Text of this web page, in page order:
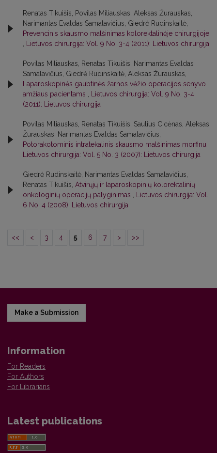
Renatas Tikuišis, Povilas Miliauskas, Aleksas Žurauskas,
Narimantas Evaldas Samalavičius, Giedrė Rudinskaitė,
Prevencinis skausmo malšinimas kolorektalinėje chirurgijoje
, Lietuvos chirurgija: Vol. 9 No. 3-4 (2011): Lietuvos chirurgija
Povilas Miliauskas, Renatas Tikuišis, Narimantas Evaldas
Samalavičius, Giedrė Rudinskaitė, Aleksas Žurauskas,
Laparoskopinės gaubtinės žarnos vėžio operacijos senyvo
amžiaus pacientams , Lietuvos chirurgija: Vol. 9 No. 3-4
(2011): Lietuvos chirurgija
Povilas Miliauskas, Renatas Tikuišis, Saulius Cicėnas, Aleksas
Žurauskas, Narimantas Evaldas Samalavičius,
Potorakotominis intratekalinis skausmo malšinimas morfinu ,
Lietuvos chirurgija: Vol. 5 No. 3 (2007): Lietuvos chirurgija
Giedrė Rudinskaitė, Narimantas Evaldas Samalavičius,
Renatas Tikuišis, Atvirųjų ir laparoskopinių kolorektalinių
onkologinių operacijų palyginimas , Lietuvos chirurgija: Vol.
6 No. 4 (2008): Lietuvos chirurgija
<< < 3 4 5 6 7 > >>
Make a Submission
Information
For Readers
For Authors
For Librarians
Latest publications